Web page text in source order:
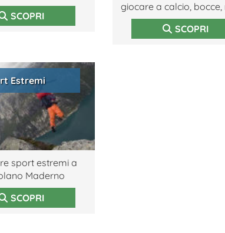
SCOPRI
giocare a calcio,
SCOPRI
Estremi
sport estremi a
Maderno
SCOPRI